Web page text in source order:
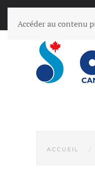
Accéder au contenu
ACCUEIL